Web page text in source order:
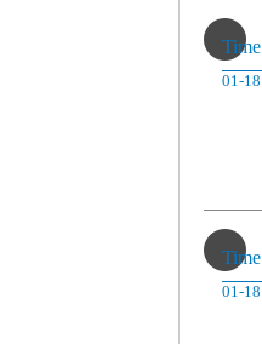
Time
01-18
Time
01-18